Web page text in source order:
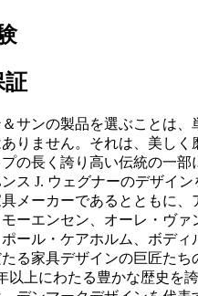
証
サンの製品を選ぶことは、
りません。それは、美しく
の長く誇り高い伝統の一部
ス J. ウェグナーのデザイ
メーカーであるとともに、
ーエンセン、オーレ・ヴァ
ール・ケアホルム、ボディ
る家具デザインの巨匠たち
以上にわたる豊かな歴史を